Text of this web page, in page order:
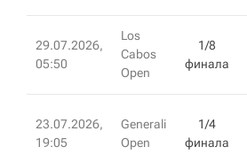
29.07.2026,
05:50
Los
Cabos
Open
1/8
финала
23.07.2026,
19:05
Generali
Open
1/4
финала